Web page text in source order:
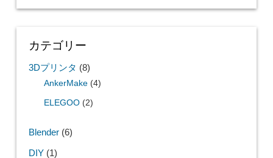
カテゴリー
3Dプリンタ (8)
AnkerMake(4)
ELEGOO(2)
Blender(6)
DIY(1)